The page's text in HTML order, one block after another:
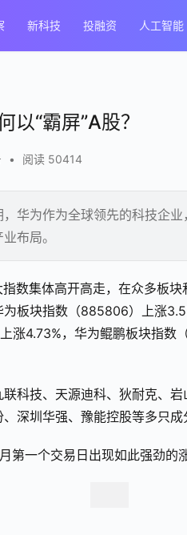
新科技 投融资 人工智能
“霸屏”A股？
• 阅读 50414
华为作为全球领先的科技企
布局。
数集体高开高走，在众多板
为板块指数（885806）上涨
涨4.73%，华为鲲鹏板块指数
科技、天源迪科、狄耐克、
深圳华强、豫能控股等多只成
第一个交易日出现如此强劲的